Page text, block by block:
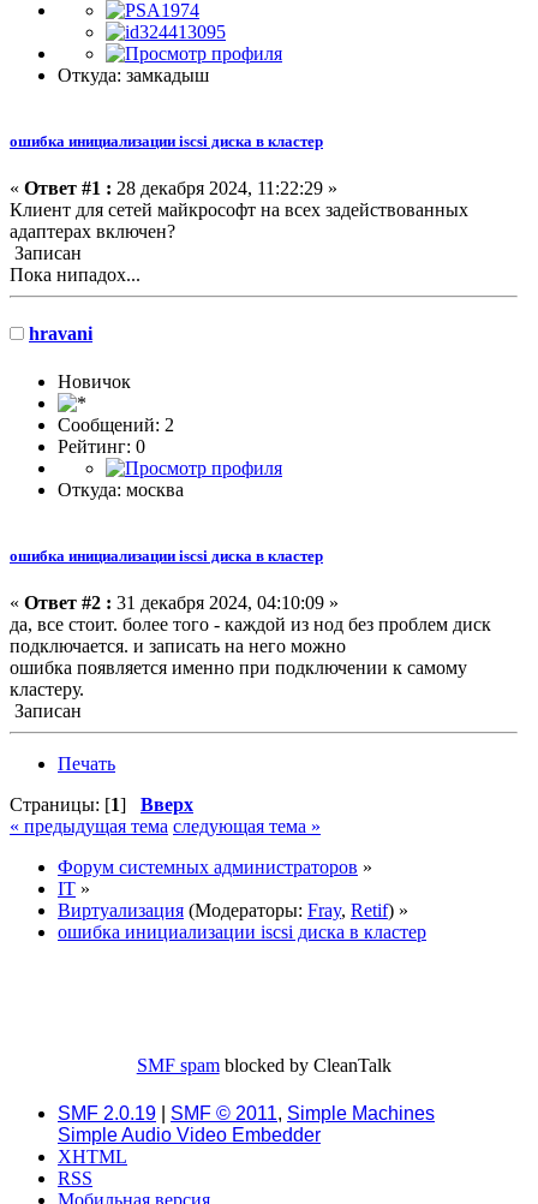
Откуда: замкадыш
ошибка инициализации iscsi диска в кластер
« Ответ #1 : 28 декабря 2024, 11:22:29 »
Клиент для сетей майкрософт на всех задействованных
адаптерах включен?
Записан
Пока нипадох...
hravani
Новичок
Сообщений: 2
Рейтинг: 0
Откуда: москва
ошибка инициализации iscsi диска в кластер
« Ответ #2 : 31 декабря 2024, 04:10:09 »
да, все стоит. более того - каждой из нод без проблем диск
подключается. и записать на него можно
ошибка появляется именно при подключении к самому
кластеру.
Записан
Печать
Страницы: [1] Вверх
« предыдущая тема следующая тема »
Форум системных администраторов »
IT »
Виртуализация (Модераторы: Fray, Retif) »
ошибка инициализации iscsi диска в кластер
SMF spamblocked by CleanTalk
SMF 2.0.19 SMF © 2011, Simple Machines
Simple Audio Video Embedder
XHTML
RSS
Мобильная версия